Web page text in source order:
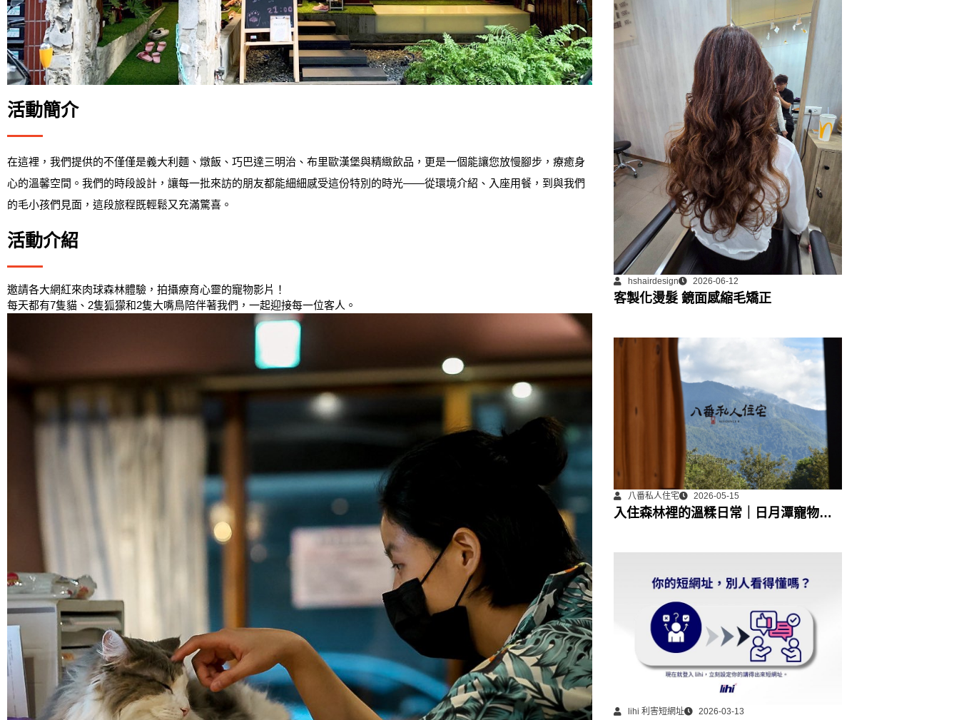
活動簡介
在這裡，我們提供的不僅僅是義大利麵、燉飯、巧巴達三明治、布里歐漢堡與精緻飲品，更是一個能讓您放慢腳步，療癒身
心的溫馨空間。我們的時段設計，讓每一批來訪的朋友都能細細感受這份特別的時光——從環境介紹、入座用餐，到與我們
的毛小孩們見面，這段旅程既輕鬆又充滿驚喜。
活動介紹
邀請各大網紅來肉球森林體驗，拍攝療育心靈的寵物影片！
每天都有7隻貓、2隻狐獴和2隻大嘴鳥陪伴著我們，一起迎接每一位客人。
hshairdesign 2026-06-12
客製化燙髮 鏡面感縮毛矯正
八番私人住宅 2026-05-15
入住森林裡的溫糅日常｜日月潭寵物友
lihi 利害短網址 2026-03-13